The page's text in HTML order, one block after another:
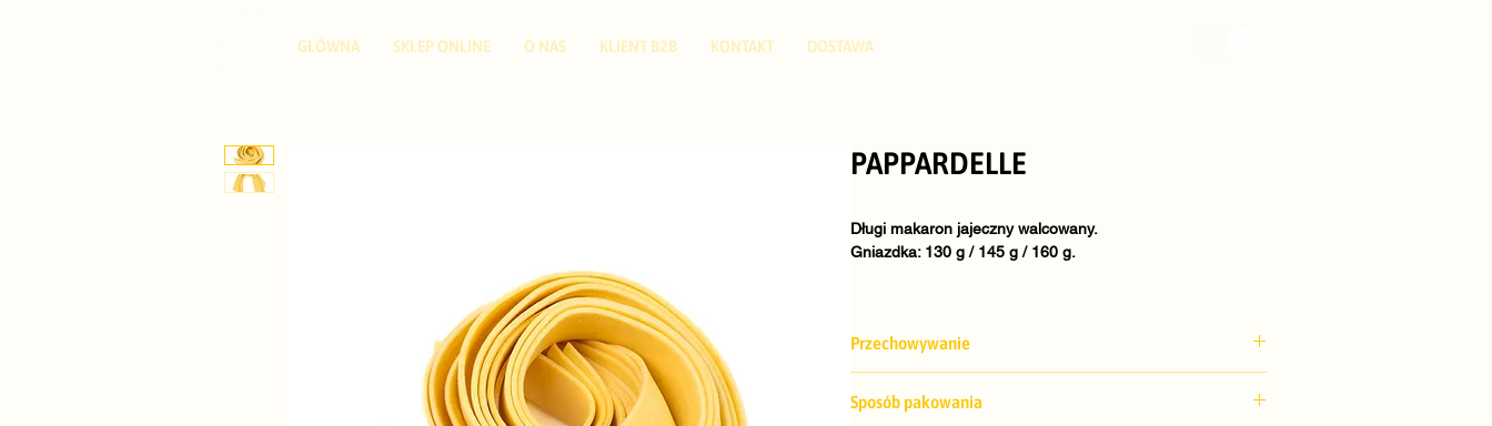
GŁÓWNA SKLEP ONLINE O NAS KLIENT B2B KONTAKT DOSTAWA
PAPPARDELLE
Długi makaron jajeczny walcowany.
Gniazdka: 130 g / 145 g / 160 g.
Przechowywanie
Sposób pakowania